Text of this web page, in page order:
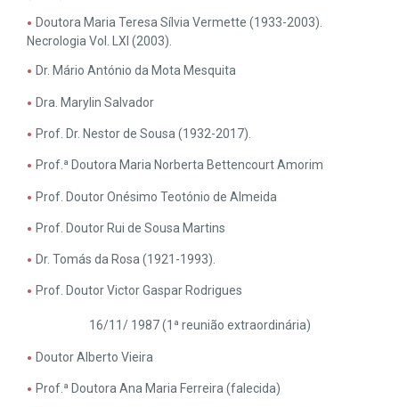
Doutora Maria Teresa Sílvia Vermette (1933-2003).
Necrologia Vol. LXI (2003).
Dr. Mário António da Mota Mesquita
Dra. Marylin Salvador
Prof. Dr. Nestor de Sousa (1932-2017).
Prof.ª Doutora Maria Norberta Bettencourt Amorim
Prof. Doutor Onésimo Teotónio de Almeida
Prof. Doutor Rui de Sousa Martins
Dr. Tomás da Rosa (1921-1993).
Prof. Doutor Victor Gaspar Rodrigues
16/11/ 1987 (1ª reunião extraordinária)
Doutor Alberto Vieira
Prof.ª Doutora Ana Maria Ferreira (falecida)